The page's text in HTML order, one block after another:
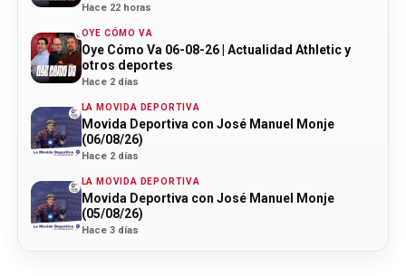
Hace 22 horas
OYE CÓMO VA
Oye Cómo Va 06-08-26 | Actualidad Athletic y
otros deportes
Hace 2 días
LA MOVIDA DEPORTIVA
Movida Deportiva con José Manuel Monje
(06/08/26)
Hace 2 días
LA MOVIDA DEPORTIVA
Movida Deportiva con José Manuel Monje
(05/08/26)
Hace 3 días